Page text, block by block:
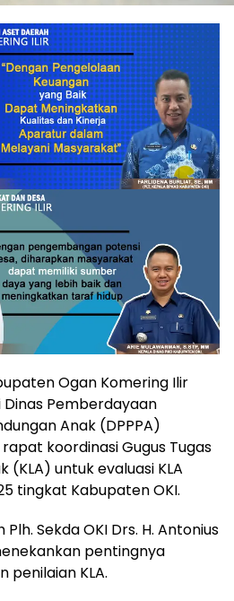
Ogan Komering Ilir
Pemberdayaan
Anak (DPPPA)
koordinasi Gugus Tugas
(KLA) untuk evaluasi KLA
tingkat Kabupaten OKI.
Sekda OKI Drs. H. Antonius
pentingnya
penilaian KLA.